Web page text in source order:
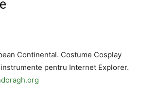
Continental. Costume Cosplay
pentru Internet Explorer.